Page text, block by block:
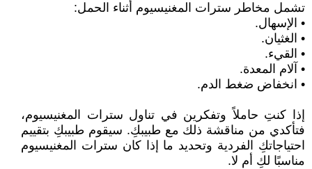
تشمل مخاطر سترات المغنيسيوم أثناء الحمل:
• الإسهال.
• الغثيان.
• القيء.
• آلام المعدة.
• انخفاض ضغط الدم.
إذا كنتِ حاملاً وتفكرين في تناول سترات المغنيسيوم،
فتأكدي من مناقشة ذلك مع طبيبكِ. سيقوم طبيبكِ بتقييم
احتياجاتكِ الفردية وتحديد ما إذا كان سترات المغنيسيوم
مناسبًا لكِ أم لا.